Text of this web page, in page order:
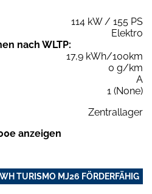
114 kW / 155 PS
Elektro
nach WLTP:
17,9 kWh/100km
0 g/km
A
1 (None)
Zentrallager
anzeigen
TURISMO MJ26 FÖRDERFÄHIG